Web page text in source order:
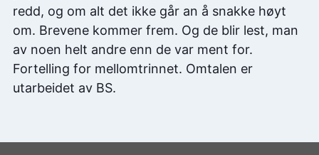
redd, og om alt det ikke går an å snakke høyt
om. Brevene kommer frem. Og de blir lest, man
av noen helt andre enn de var ment for.
Fortelling for mellomtrinnet. Omtalen er
utarbeidet av BS.